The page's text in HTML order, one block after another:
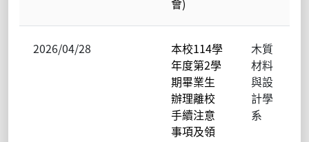
會)
2026/04/28
本校114學
年度第2學
期畢業生
辦理離校
手續注意
事項及領
木質
材料
與設
計學
系